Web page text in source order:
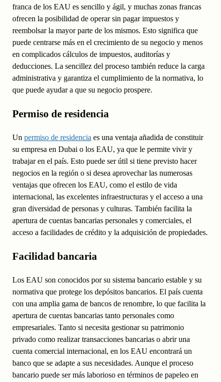
franca de los EAU es sencillo y ágil, y muchas zonas francas
ofrecen la posibilidad de operar sin pagar impuestos y
reembolsar la mayor parte de los mismos. Esto significa que
puede centrarse más en el crecimiento de su negocio y menos
en complicados cálculos de impuestos, auditorías y
deducciones. La sencillez del proceso también reduce la carga
administrativa y garantiza el cumplimiento de la normativa, lo
que puede ayudar a que su negocio prospere.
Permiso de residencia
Un permiso de residenciaes una ventaja añadida de constituir
su empresa en Dubai o los EAU, ya que le permite vivir y
trabajar en el país. Esto puede ser útil si tiene previsto hacer
negocios en la región o si desea aprovechar las numerosas
ventajas que ofrecen los EAU, como el estilo de vida
internacional, las excelentes infraestructuras y el acceso a una
gran diversidad de personas y culturas. También facilita la
apertura de cuentas bancarias personales y comerciales, el
acceso a facilidades de crédito y la adquisición de propiedades.
Facilidad bancaria
Los EAU son conocidos por su sistema bancario estable y su
normativa que protege los depósitos bancarios. El país cuenta
con una amplia gama de bancos de renombre, lo que facilita la
apertura de cuentas bancarias tanto personales como
empresariales. Tanto si necesita gestionar su patrimonio
privado como realizar transacciones bancarias o abrir una
cuenta comercial internacional, en los EAU encontrará un
banco que se adapte a sus necesidades. Aunque el proceso
bancario puede ser más laborioso en términos de papeleo en